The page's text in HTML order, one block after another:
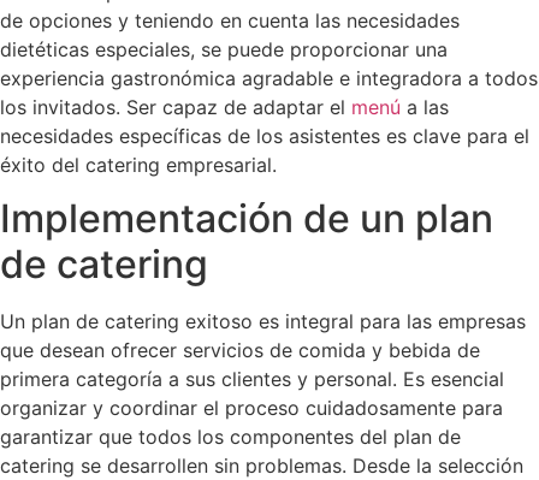
de opciones y teniendo en cuenta las necesidades
dietéticas especiales, se puede proporcionar una
experiencia gastronómica agradable e integradora a todos
los invitados. Ser capaz de adaptar el menú a las
necesidades específicas de los asistentes es clave para el
éxito del catering empresarial.
Implementación de un plan
de catering
Un plan de catering exitoso es integral para las empresas
que desean ofrecer servicios de comida y bebida de
primera categoría a sus clientes y personal. Es esencial
organizar y coordinar el proceso cuidadosamente para
garantizar que todos los componentes del plan de
catering se desarrollen sin problemas. Desde la selección